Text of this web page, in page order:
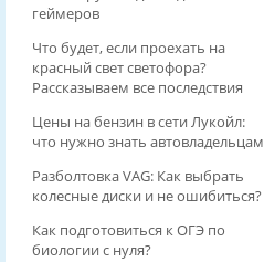
геймеров
Что будет, если проехать на
красный свет светофора?
Рассказываем все последствия
Цены на бензин в сети Лукойл:
что нужно знать автовладельцам
Разболтовка VAG: Как выбрать
колесные диски и не ошибиться?
Как подготовиться к ОГЭ по
биологии с нуля?